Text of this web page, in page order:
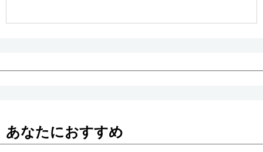
あなたにおすすめ